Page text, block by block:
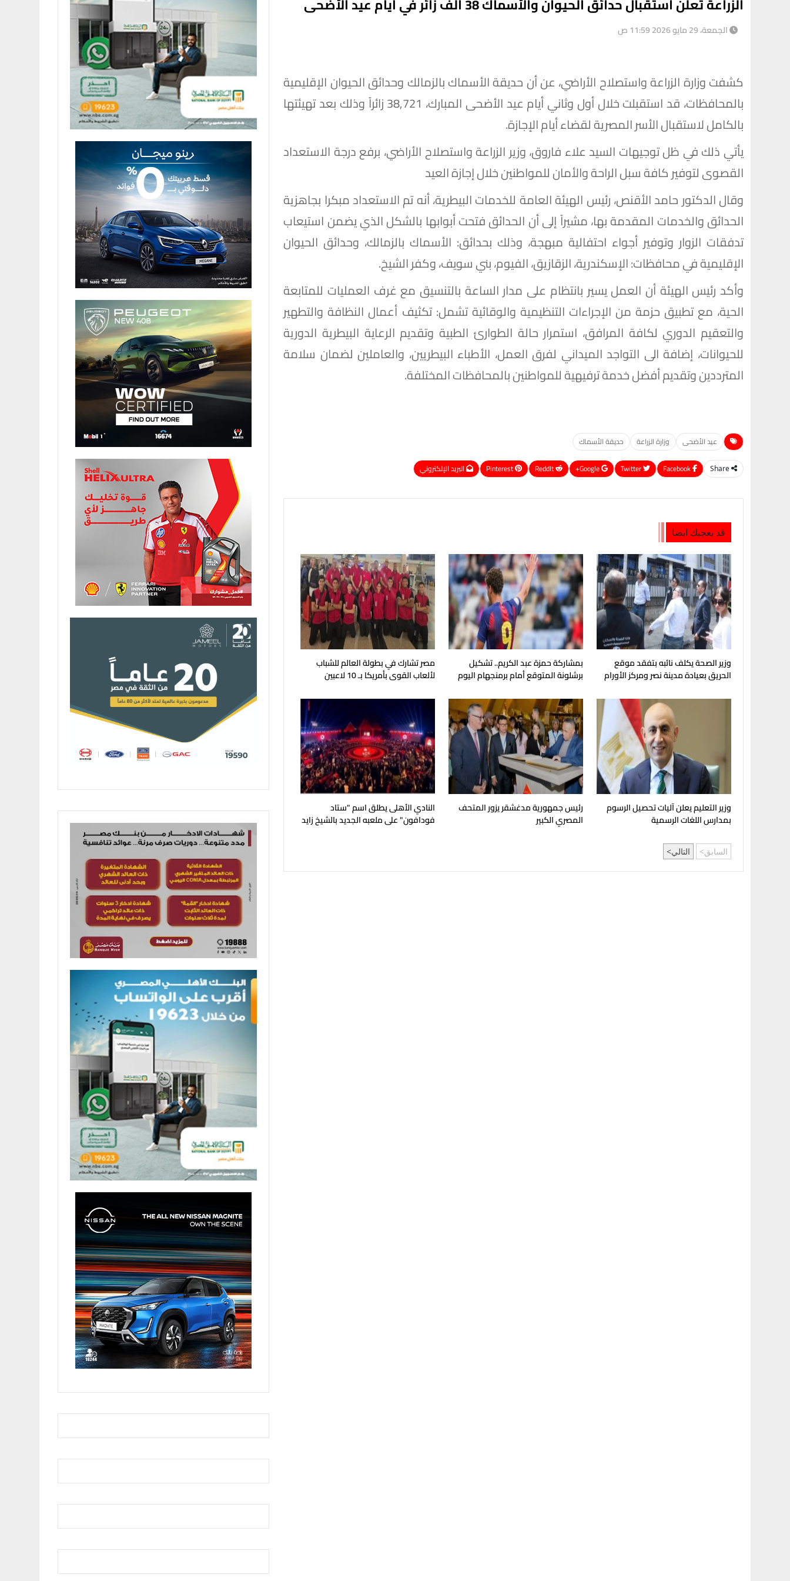
الجمعة، 29 مايو 2026 11:59 ص
كشفت وزارة الزراعة واستصلاح الأراضي، عن أن حديقة الأسماك بالزمالك وحدائق الحيوان الإقليمية
بالمحافظات، قد استقبلت خلال أول وثاني أيام عيد الأضحى المبارك، 38,721 زائراً وذلك بعد تهيئتها
بالكامل لاستقبال الأسر المصرية لقضاء أيام الإجازة.
يأتي ذلك في ظل توجيهات السيد علاء فاروق، وزير الزراعة واستصلاح الأراضي، برفع درجة الاستعداد
القصوى لتوفير كافة سبل الراحة والأمان للمواطنين خلال إجازة العيد
وقال الدكتور حامد الأقنص، رئيس الهيئة العامة للخدمات البيطرية، أنه تم الاستعداد مبكرا بجاهزية
الحدائق والخدمات المقدمة بها، مشيراً إلى أن الحدائق فتحت أبوابها بالشكل الذي يضمن استيعاب
تدفقات الزوار وتوفير أجواء احتفالية مبهجة، وذلك بحدائق: الأسماك بالزمالك، وحدائق الحيوان
الإقليمية في محافظات: الإسكندرية، الزقازيق، الفيوم، بني سويف، وكفر الشيخ.
وأكد رئيس الهيئة أن العمل يسير بانتظام على مدار الساعة بالتنسيق مع غرف العمليات للمتابعة
الحية، مع تطبيق حزمة من الإجراءات التنظيمية والوقائية تشمل: تكثيف أعمال النظافة والتطهير
والتعقيم الدوري لكافة المرافق، استمرار حالة الطوارئ الطبية وتقديم الرعاية البيطرية الدورية
للحيوانات، إضافة الى التواجد الميداني لفرق العمل، الأطباء البيطريين، والعاملين لضمان سلامة
المترددين وتقديم أفضل خدمة ترفيهية للمواطنين بالمحافظات المختلفة.
عيد الأضحى وزارة الزراعة حديقة الأسماك
Share
Google+
ReddIt
Pinterest البريد الإلكتروني
قد يعجبك ايضا
وزير الصحة يكلف نائبه بتفقد موقع
الحريق بعيادة مدينة نصر ومركز الأورام
بمشاركة حمزة عبد الكريم.. تشكيل
برشلونة المتوقع أمام برمنجهام اليوم
مصر تشارك في بطولة العالم للشباب
لألعاب القوى بأمريكا بـ 10 لاعبين
وزير التعليم يعلن آليات تحصيل الرسوم
بمدارس اللغات الرسمية
رئيس جمهورية مدغشقر يزور المتحف
المصري الكبير
النادي الأهلى يطلق اسم "ستاد
فودافون" على ملعبه الجديد بالشيخ زايد
السابق التالي